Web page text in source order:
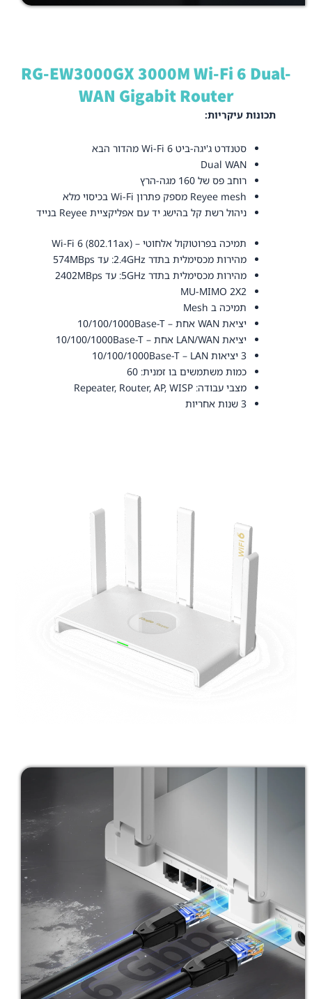
RG-EW3000GX 3000M Wi-Fi 6 Dual-
WAN Gigabit Router
תכונות עיקריות:
סטנדרט ג'יגה-ביט Wi-Fi 6 מהדור הבא
Dual WAN
רוחב פס של 160 מגה-הרץ
Reyee mesh מספק פתרון Wi-Fi בכיסוי מלא
ניהול רשת קל בהישג יד עם אפליקציית Reyee בנייד
תמיכה בפרוטוקול אלחוטי – Wi-Fi 6 (802.11ax)
מהירות מכסימלית בתדר 2.4GHz: עד 574MBps
מהירות מכסימלית בתדר 5GHz: עד 2402MBps
MU-MIMO 2X2
תמיכה ב Mesh
יציאת WAN אחת – 10/100/1000Base-T
יציאת LAN/WAN אחת – 10/100/1000Base-T
3 יציאות 10/100/1000Base-T – LAN
כמות משתמשים בו זמנית: 60
מצבי עבודה: Repeater, Router, AP, WISP
3 שנות אחריות